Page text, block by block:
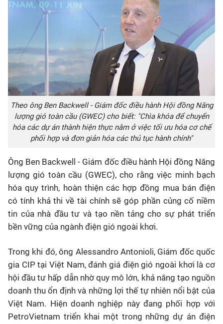
Theo ông Ben Backwell - Giám đốc điều hành Hội đồng Năng
lượng gió toàn cầu (GWEC) cho biết: "Chìa khóa để chuyển
hóa các dự án thành hiện thực nằm ở việc tối ưu hóa cơ chế
phối hợp và đơn giản hóa các thủ tục hành chính"
Ông Ben Backwell - Giám đốc điều hành Hội đồng Năng
lượng gió toàn cầu (GWEC), cho rằng việc minh bạch
hóa quy trình, hoàn thiện các hợp đồng mua bán điện
có tính khả thi về tài chính sẽ góp phần củng cố niềm
tin của nhà đầu tư và tạo nền tảng cho sự phát triển
bền vững của ngành điện gió ngoài khơi.
Trong khi đó, ông Alessandro Antonioli, Giám đốc quốc
gia CIP tại Việt Nam, đánh giá điện gió ngoài khơi là cơ
hội đầu tư hấp dẫn nhờ quy mô lớn, khả năng tạo nguồn
doanh thu ổn định và những lợi thế tự nhiên nổi bật của
Việt Nam. Hiện doanh nghiệp này đang phối hợp với
PetroVietnam triển khai một trong những dự án điện